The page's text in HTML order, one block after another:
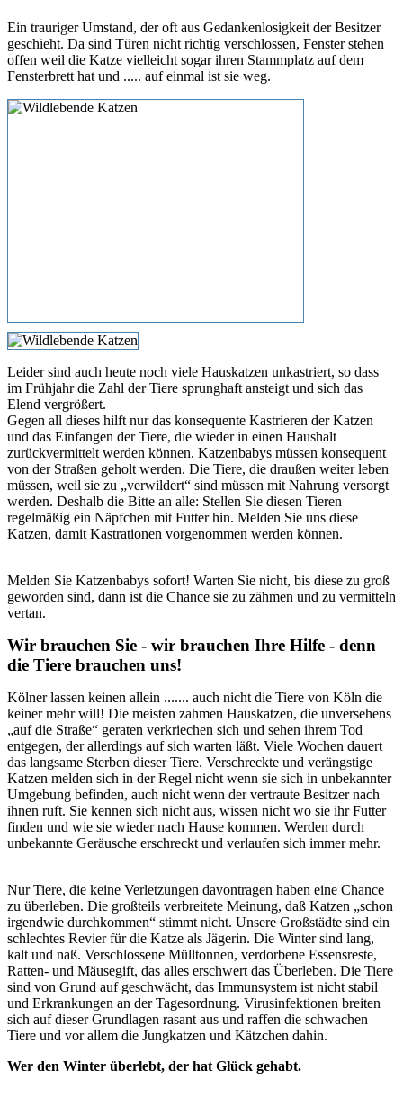
Ein trauriger Umstand, der oft aus Gedankenlosigkeit der Besitzer
geschieht. Da sind Türen nicht richtig verschlossen, Fenster stehen
offen weil die Katze vielleicht sogar ihren Stammplatz auf dem
Fensterbrett hat und ..... auf einmal ist sie weg.
Leider sind auch heute noch viele Hauskatzen unkastriert, so dass
im Frühjahr die Zahl der Tiere sprunghaft ansteigt und sich das
Elend vergrößert.
Gegen all dieses hilft nur das konsequente Kastrieren der Katzen
und das Einfangen der Tiere, die wieder in einen Haushalt
zurückvermittelt werden können. Katzenbabys müssen konsequent
von der Straßen geholt werden. Die Tiere, die draußen weiter leben
müssen, weil sie zu „verwildert“ sind müssen mit Nahrung versorgt
werden. Deshalb die Bitte an alle: Stellen Sie diesen Tieren
regelmäßig ein Näpfchen mit Futter hin. Melden Sie uns diese
Katzen, damit Kastrationen vorgenommen werden können.
Melden Sie Katzenbabys sofort! Warten Sie nicht, bis diese zu groß
geworden sind, dann ist die Chance sie zu zähmen und zu vermitteln
vertan.
Wir brauchen Sie - wir brauchen Ihre Hilfe - denn
die Tiere brauchen uns!
Kölner lassen keinen allein ....... auch nicht die Tiere von Köln die
keiner mehr will! Die meisten zahmen Hauskatzen, die unversehens
„auf die Straße“ geraten verkriechen sich und sehen ihrem Tod
entgegen, der allerdings auf sich warten läßt. Viele Wochen dauert
das langsame Sterben dieser Tiere. Verschreckte und verängstige
Katzen melden sich in der Regel nicht wenn sie sich in unbekannter
Umgebung befinden, auch nicht wenn der vertraute Besitzer nach
ihnen ruft. Sie kennen sich nicht aus, wissen nicht wo sie ihr Futter
finden und wie sie wieder nach Hause kommen. Werden durch
unbekannte Geräusche erschreckt und verlaufen sich immer mehr.
Nur Tiere, die keine Verletzungen davontragen haben eine Chance
zu überleben. Die großteils verbreitete Meinung, daß Katzen „schon
irgendwie durchkommen“ stimmt nicht. Unsere Großstädte sind ein
schlechtes Revier für die Katze als Jägerin. Die Winter sind lang,
kalt und naß. Verschlossene Mülltonnen, verdorbene Essensreste,
Ratten- und Mäusegift, das alles erschwert das Überleben. Die Tiere
sind von Grund auf geschwächt, das Immunsystem ist nicht stabil
und Erkrankungen an der Tagesordnung. Virusinfektionen breiten
sich auf dieser Grundlagen rasant aus und raffen die schwachen
Tiere und vor allem die Jungkatzen und Kätzchen dahin.
Wer den Winter überlebt, der hat Glück gehabt.